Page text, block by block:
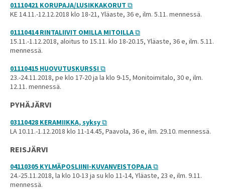
01110421 KORUPAJA/LUSIKKAKORUT
KE 14.11.-12.12.2018 klo 18-21, Yläaste, 36 e, ilm. 5.11. mennessä.
01110414 RINTALIIVIT OMILLA MITOILLA
15.11.-1.12.2018, aloitus to 15.11. klo 18-20.15, Yläaste, 36 e, ilm. 5.11.
mennessä.
01110415 HUOVUTUSKURSSI
23.-24.11.2018, pe klo 17-20 ja la klo 9-15, Monitoimitalo, 30 e, ilm.
12.11. mennessä.
PYHÄJÄRVI
03110428 KERAMIIKKA, syksy
LA 10.11.-1.12.2018 klo 11-14.45, Paavola, 36 e, ilm. 29.10. mennessä.
REISJÄRVI
04110305 KYLMÄPOSLIINI-KUVANVEISTOPAJA
24.-25.11.2018, la klo 10-13 ja su klo 11-14, Yläaste, 23 e, ilm. 9.11.
mennessä.